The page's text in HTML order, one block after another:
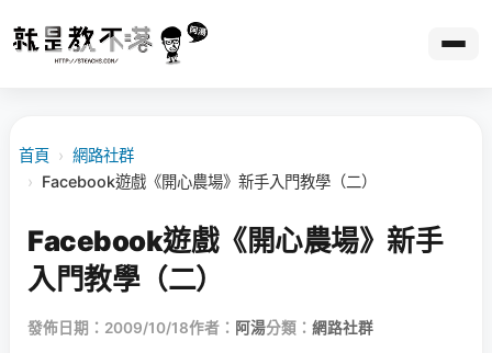
首頁 › 網路社群
› Facebook遊戲《開心農場》新手入門教學（二）
Facebook遊戲《開心農場》新手
入門教學（二）
發佈日期：2009/10/18作者： 阿湯分類： 網路社群